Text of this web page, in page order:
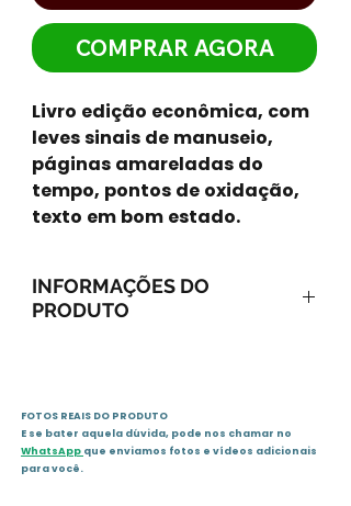
COMPRAR AGORA
Livro edição econômica, com
leves sinais de manuseio,
páginas amareladas do
tempo, pontos de oxidação,
texto em bom estado.
INFORMAÇÕES DO
PRODUTO
Sinopse :
Ano 2000, fim do mundo ou
início de uma nova era? As
FOTOS REAIS DO PRODUTO
E se bater aquela dúvida, pode nos chamar no
WhatsApp que enviamos fotos e vídeos adicionais
para você.